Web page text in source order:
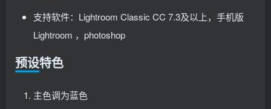
支持软件：Lightroom Classic CC 7.3及以上，手机版
Lightroom ，photoshop
预设特色
主色调为蓝色